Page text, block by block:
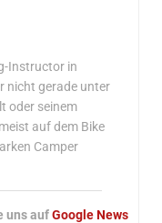
Instructor in
nicht gerade unter
oder seinem
auf dem Bike
Camper
uns aufGoogle News